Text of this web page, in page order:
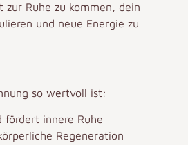
zur Ruhe zu kommen, dein
und neue Energie zu
so wertvoll ist:
fördert innere Ruhe
Regeneration